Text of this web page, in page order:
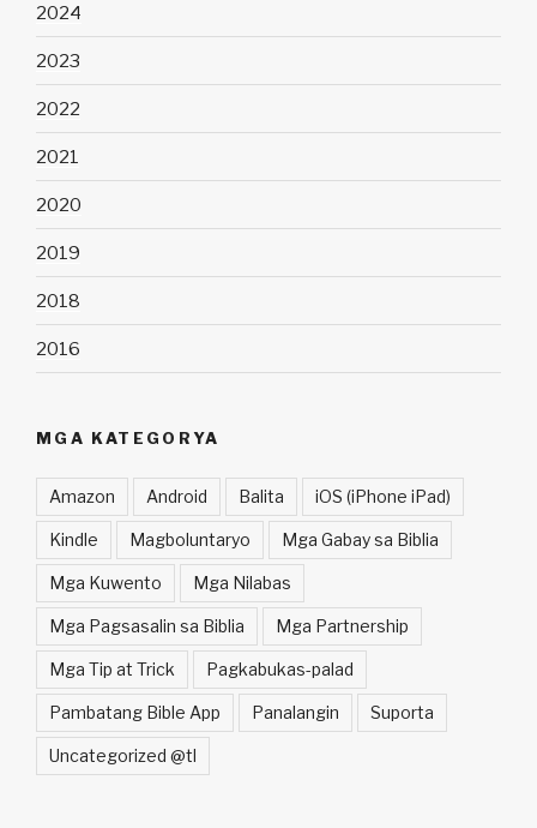
2024
2023
2022
2021
2020
2019
2018
2016
MGA KATEGORYA
Amazon Android Balita iOS (iPhone iPad)
Kindle Magboluntaryo Mga Gabay sa Biblia
Mga Kuwento Mga Nilabas
Mga Pagsasalin sa Biblia Mga Partnership
Mga Tip at Trick Pagkabukas-palad
Pambatang Bible App Panalangin Suporta
Uncategorized @tl